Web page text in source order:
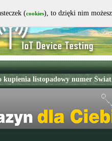
(cookies), to dzięki nim możesz